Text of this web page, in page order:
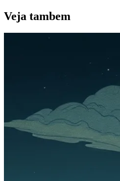
Veja tambem